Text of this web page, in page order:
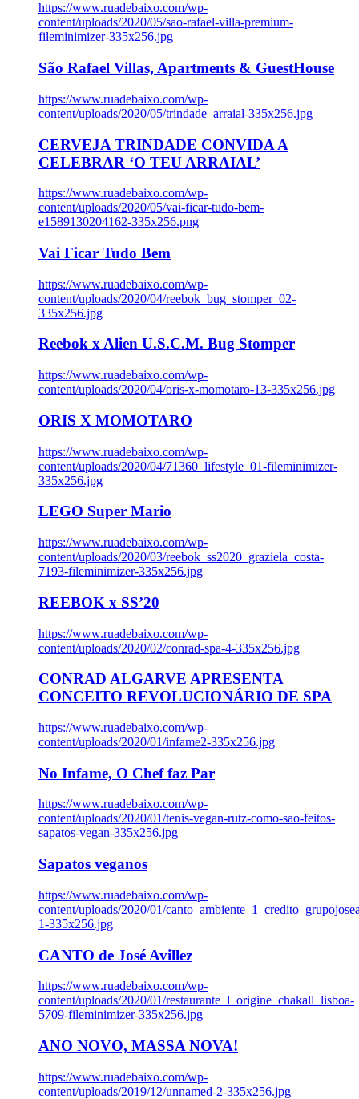
https://www.ruadebaixo.com/wp-
content/uploads/2020/05/sao-rafael-villa-premium-
fileminimizer-335x256.jpg
São Rafael Villas, Apartments & GuestHouse
https://www.ruadebaixo.com/wp-
content/uploads/2020/05/trindade_arraial-335x256.jpg
CERVEJA TRINDADE CONVIDA A
CELEBRAR ‘O TEU ARRAIAL’
https://www.ruadebaixo.com/wp-
content/uploads/2020/05/vai-ficar-tudo-bem-
e1589130204162-335x256.png
Vai Ficar Tudo Bem
https://www.ruadebaixo.com/wp-
content/uploads/2020/04/reebok_bug_stomper_02-
335x256.jpg
Reebok x Alien U.S.C.M. Bug Stomper
https://www.ruadebaixo.com/wp-
content/uploads/2020/04/oris-x-momotaro-13-335x256.jpg
ORIS X MOMOTARO
https://www.ruadebaixo.com/wp-
content/uploads/2020/04/71360_lifestyle_01-fileminimizer-
335x256.jpg
LEGO Super Mario
https://www.ruadebaixo.com/wp-
content/uploads/2020/03/reebok_ss2020_graziela_costa-
7193-fileminimizer-335x256.jpg
REEBOK x SS’20
https://www.ruadebaixo.com/wp-
content/uploads/2020/02/conrad-spa-4-335x256.jpg
CONRAD ALGARVE APRESENTA
CONCEITO REVOLUCIONÁRIO DE SPA
https://www.ruadebaixo.com/wp-
content/uploads/2020/01/infame2-335x256.jpg
No Infame, O Chef faz Par
https://www.ruadebaixo.com/wp-
content/uploads/2020/01/tenis-vegan-rutz-como-sao-feitos-
sapatos-vegan-335x256.jpg
Sapatos veganos
https://www.ruadebaixo.com/wp-
content/uploads/2020/01/
1-335x256.jpg
CANTO de José Avillez
https://www.ruadebaixo.com/wp-
content/uploads/2020/01/restaurante_l_origine_chakall_lisboa-
5709-fileminimizer-335x256.jpg
ANO NOVO, MASSA NOVA!
https://www.ruadebaixo.com/wp-
content/uploads/2019/12/unnamed-2-335x256.jpg